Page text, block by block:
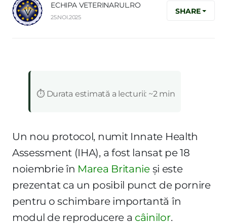
ECHIPA VETERINARUL.RO
25.NOI.2025
SHARE
⏱️ Durata estimată a lecturii: ~2 min
Un nou protocol, numit Innate Health
Assessment (IHA), a fost lansat pe 18
noiembrie în Marea Britanieși este
prezentat ca un posibil punct de pornire
pentru o schimbare importantă în
modul de reproducere a câinilor.